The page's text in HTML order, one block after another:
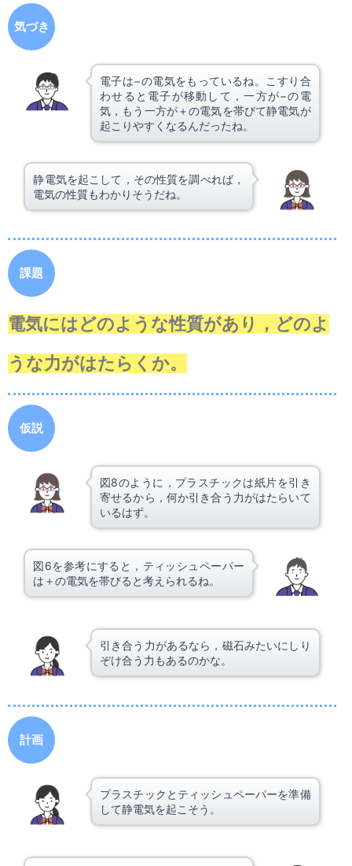
気づき
電子は−の電気をもっているね。こすり合
わせると電子が移動して，一方が−の電
気，もう一方が＋の電気を帯びて静電気が
起こりやすくなるんだったね。
静電気を起こして，その性質を調べれば，
電気の性質もわかりそうだね。
課題
電気にはどのような性質があり，どのよ
うな力がはたらくか。
仮説
図8のように，プラスチックは紙片を引き
寄せるから，何か引き合う力がはたらいて
いるはず。
図6を参考にすると，ティッシュペーパー
は＋の電気を帯びると考えられるね。
引き合う力があるなら，磁石みたいにしり
ぞけ合う力もあるのかな。
計画
プラスチックとティッシュペーパーを準備
して静電気を起こそう。